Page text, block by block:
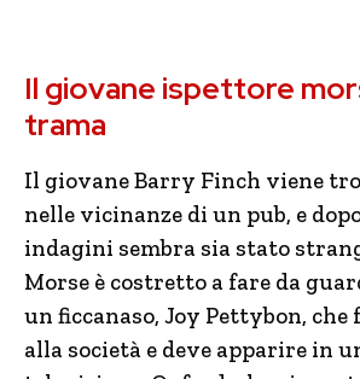
Il giovane ispettore
trama
Il giovane Barry Finch viene
nelle vicinanze di un pub, e
indagini sembra sia stato
Morse è costretto a fare da
un ficcanaso, Joy Pettybon, che
alla società e deve apparire in